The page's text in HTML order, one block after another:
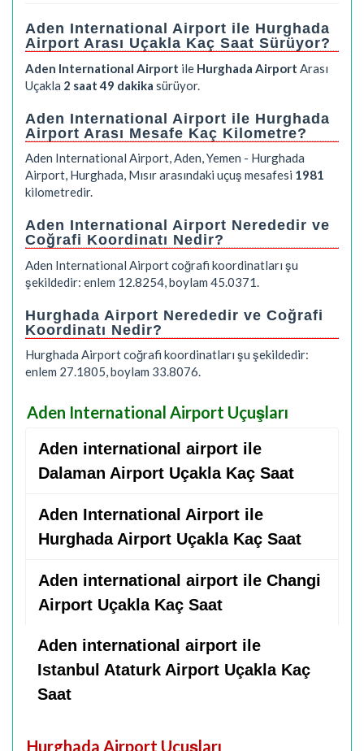
Aden International Airport ile Hurghada
Airport Arası Uçakla Kaç Saat Sürüyor?
Aden International Airport ile Hurghada Airport Arası
Uçakla 2 saat 49 dakika sürüyor.
Aden International Airport ile Hurghada
Airport Arası Mesafe Kaç Kilometre?
Aden International Airport, Aden, Yemen - Hurghada
Airport, Hurghada, Mısır arasındaki uçuş mesafesi 1981
kilometredir.
Aden International Airport Nerededir ve
Coğrafi Koordinatı Nedir?
Aden International Airport coğrafi koordinatları şu
şekildedir: enlem 12.8254, boylam 45.0371.
Hurghada Airport Nerededir ve Coğrafi
Koordinatı Nedir?
Hurghada Airport coğrafi koordinatları şu şekildedir:
enlem 27.1805, boylam 33.8076.
Aden International Airport Uçuşları
Aden international airport ile
Dalaman Airport Uçakla Kaç Saat
Aden International Airport ile
Hurghada Airport Uçakla Kaç Saat
Aden international airport ile Changi
Airport Uçakla Kaç Saat
Aden international airport ile
Istanbul Ataturk Airport Uçakla Kaç
Saat
Hurghada Airport Uçuşları